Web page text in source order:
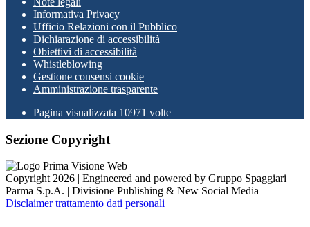
Informativa Privacy
Ufficio Relazioni con il Pubblico
Dichiarazione di accessibilità
Obiettivi di accessibilità
Whistleblowing
Gestione consensi cookie
Amministrazione trasparente
Pagina visualizzata 10971 volte
Sezione Copyright
Copyright 2026 | Engineered and powered by Gruppo Spaggiari
Parma S.p.A. | Divisione Publishing & New Social Media
Disclaimer trattamento dati personali